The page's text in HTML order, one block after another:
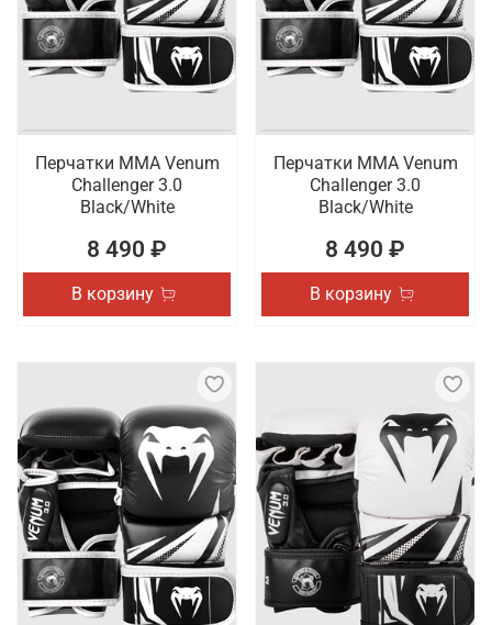
Перчатки ММА Venum
Challenger 3.0
Black/White
8 490 ₽
В корзину
Перчатки ММА Venum
Challenger 3.0
Black/White
8 490 ₽
В корзину